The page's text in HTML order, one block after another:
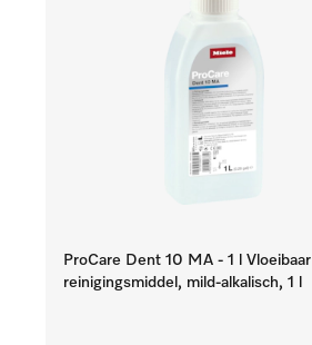
ProCare Dent 10 MA - 1 l Vloeibaar
reinigingsmiddel, mild-alkalisch, 1 l